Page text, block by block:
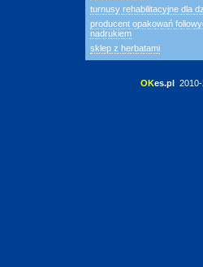
turnusy rehabilitacyjne dla
producent opakowań
nadrukiem
sklep z herbatami
OKes.pl